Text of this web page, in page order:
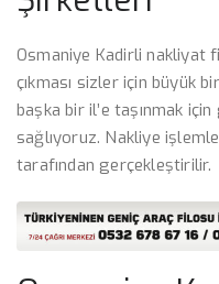
Osmaniye Kadirli nakliyat
çıkması sizler için büyük
başka bir il’e taşınmak
sağlıyoruz. Nakliye
tarafından gerçekleştirilir.